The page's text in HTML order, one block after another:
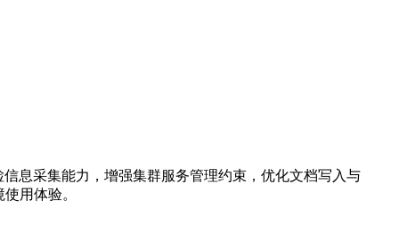
息采集能力，增强集群服务管理约束，优化文档写入与
用体验。